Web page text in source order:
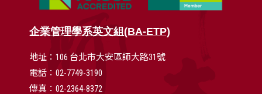
企業管理學系英文組(BA-ETP)
地址：106 台北市大安區師大路31號
電話：02-7749-3190
傳真：02-2364-8372